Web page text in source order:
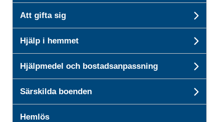
Att gifta sig
Hjälp i hemmet
Hjälpmedel och bostadsanpassning
Särskilda boenden
Hemlös